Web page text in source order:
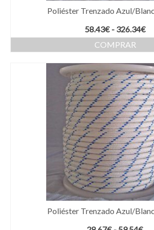
Poliéster Trenzado Azul/
58.43€ - 326.34€
de
COMPRAR
producto
tiene
múltiples
variantes.
Las
opciones
se
pueden
elegir
en
la
página
de
producto
Poliéster Trenzado Azul/